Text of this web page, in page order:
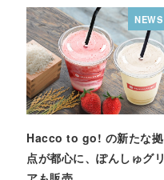
NEWS
Hacco to go! の新たな拠
点が都心に、ぽんしゅグリ